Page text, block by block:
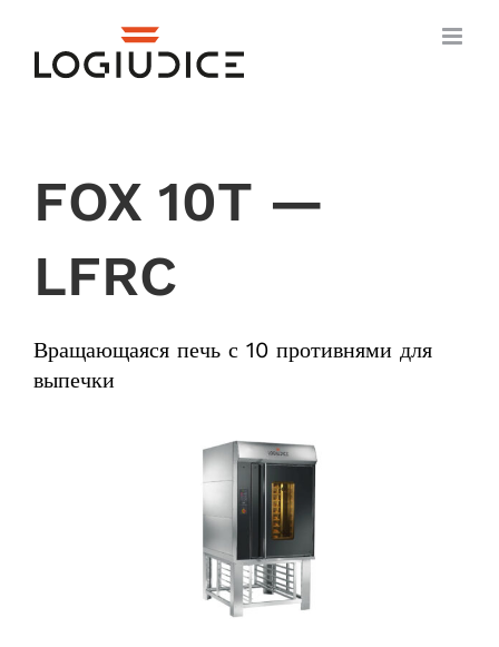
content
FOX 10T —
LFRC
Вращающаяся печь с 10 противнями для
выпечки